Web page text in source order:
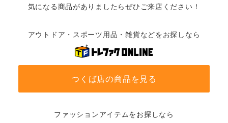
気になる商品がありましたらぜひご来店ください！
アウトドア・スポーツ用品・雑貨などをお探しなら
つくば店の商品を見る
ファッションアイテムをお探しなら